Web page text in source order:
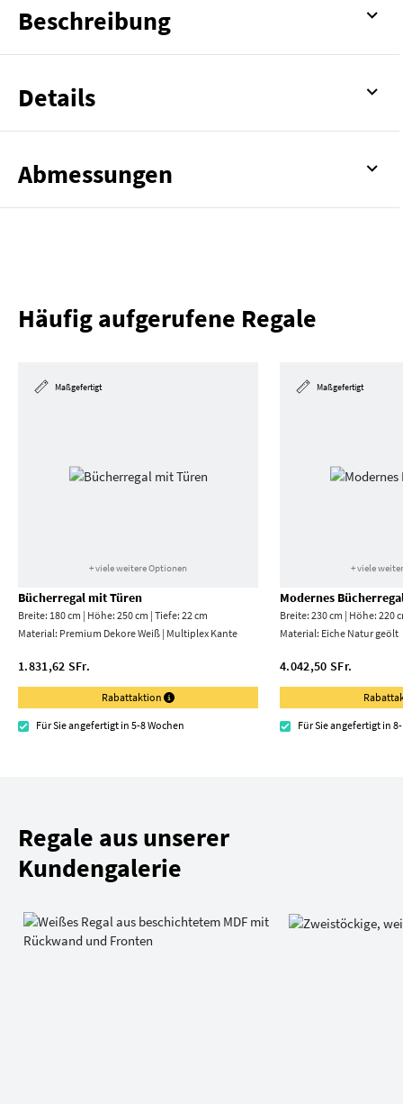
Beschreibung
Details
Abmessungen
Häufig aufgerufene Regale
Maßgefertigt
+ viele weitere Optionen
Bücherregal mit Türen
Breite: 180 cm | Höhe: 250 cm | Tiefe: 22 cm
Material: Premium Dekore Weiß | Multiplex Kante
1.831,62 SFr.
Rabattaktion
Für Sie angefertigt in 5-8 Wochen
Maßgefertigt
+ viele
Modernes
Breite: 230 cm | Höhe: 220
Material: Eiche Natur geölt
4.042,50 SFr.
Für Sie angefertigt in
Regale aus unserer
Kundengalerie